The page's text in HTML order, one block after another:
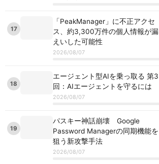
17
「PeakManager」に不正アクセ
ス、約3,300万件の個人情報が漏
えいした可能性
2026/08/07
18
エージェント型AIを乗っ取る 第3
回：AIエージェントを守るには
2026/08/07
19
パスキー神話崩壊 Google
Password Managerの同期機能を
狙う新攻撃手法
2026/08/07